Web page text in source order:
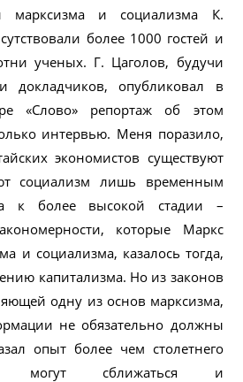
марксизма и социализма К.
более 1000 гостей и
ученых. Г. Цаголов, будучи
докладчиков, опубликовал в
«Слово» репортаж об этом
интервью. Меня поразило,
экономистов существуют
социализм лишь временным
к более высокой стадии –
которые Маркс
и социализма, казалось тогда,
капитализма. Но из законов
одну из основ марксизма,
не обязательно должны
опыт более чем столетнего
могут сближаться и